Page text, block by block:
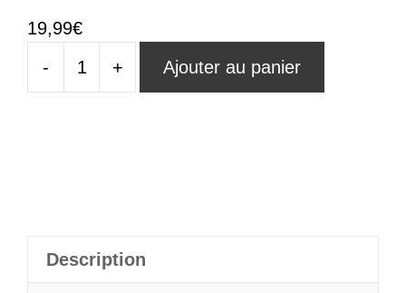
19,99€
-
quantité
+ Ajouter au panier
Description